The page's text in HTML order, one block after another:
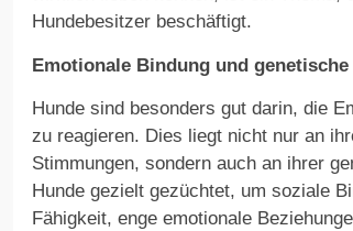
Hundebesitzer beschäftigt.
Emotionale Bindung und
Hunde sind besonders gut darin, die
zu reagieren. Dies liegt nicht nur an
Stimmungen, sondern auch an ihrer
Hunde gezielt gezüchtet, um soziale
Fähigkeit, enge emotionale